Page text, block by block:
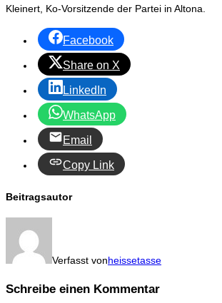
Kleinert, Ko-Vorsitzende der Partei in Altona.
Facebook
Share on X
LinkedIn
WhatsApp
Email
Copy Link
Beitragsautor
Verfasst vonheissetasse
Schreibe einen Kommentar